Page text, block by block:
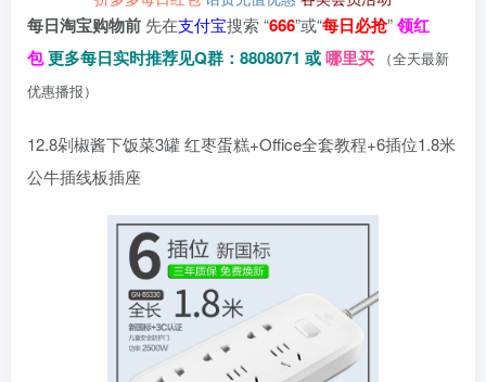
每日淘宝购物前 先在支付宝搜索 “666”或“每日必抢”领红
包更多每日实时推荐见Q群：8808071 或哪里买
（全天最新
优惠播报）
12.8剁椒酱下饭菜3罐 红枣蛋糕+Office全套教程+6插位1.8米
公牛插线板插座